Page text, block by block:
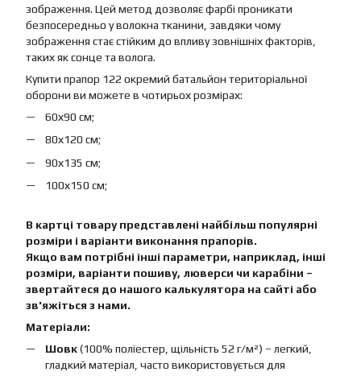
зображення. Цей метод дозволяє фарбі проникати
безпосередньо у волокна тканини, завдяки чому
зображення стає стійким до впливу зовнішніх факторів,
таких як сонце та волога.
Купити прапор 122 окремий батальйон територіальної
оборони ви можете в чотирьох розмірах:
60х90 см;
80х120 см;
90х135 см;
100х150 см;
В картці товару представлені найбільш популярні
розміри і варіанти виконання прапорів.
Якщо вам потрібні інші параметри, наприклад, інші
розміри, варіанти пошиву, люверси чи карабіни –
звертайтеся до нашого калькулятора на сайті або
зв'яжіться з нами.
Матеріали:
Шовк(100% поліестер, щільність 52 г/м²) – легкий,
гладкий матеріал, часто використовується для